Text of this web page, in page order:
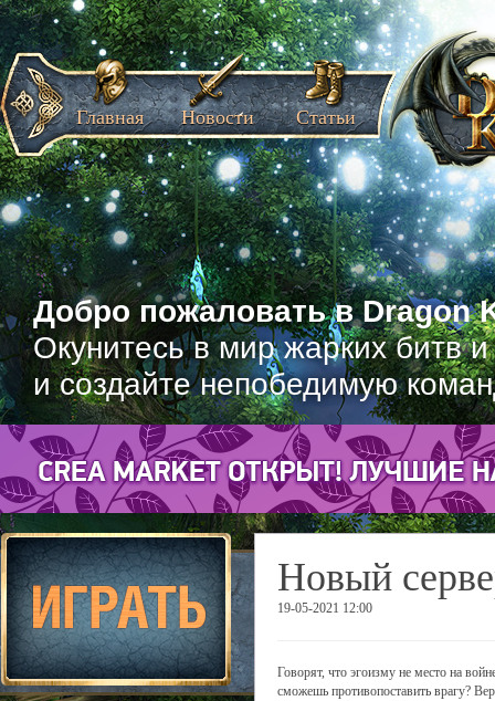
Добро пожаловать в Dragon
Окунитесь в мир жарких битв
и создайте непобедимую
Главная Новости Статьи
Новый
19-05-2021 12:00
Говорят, что эгоизму не место на
сможешь противопоставить врагу?